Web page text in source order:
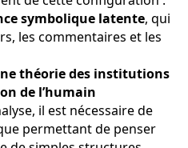
symbolique latente, qui
les commentaires et les
théorie des institutions
de l’humain
il est nécessaire de
permettant de penser